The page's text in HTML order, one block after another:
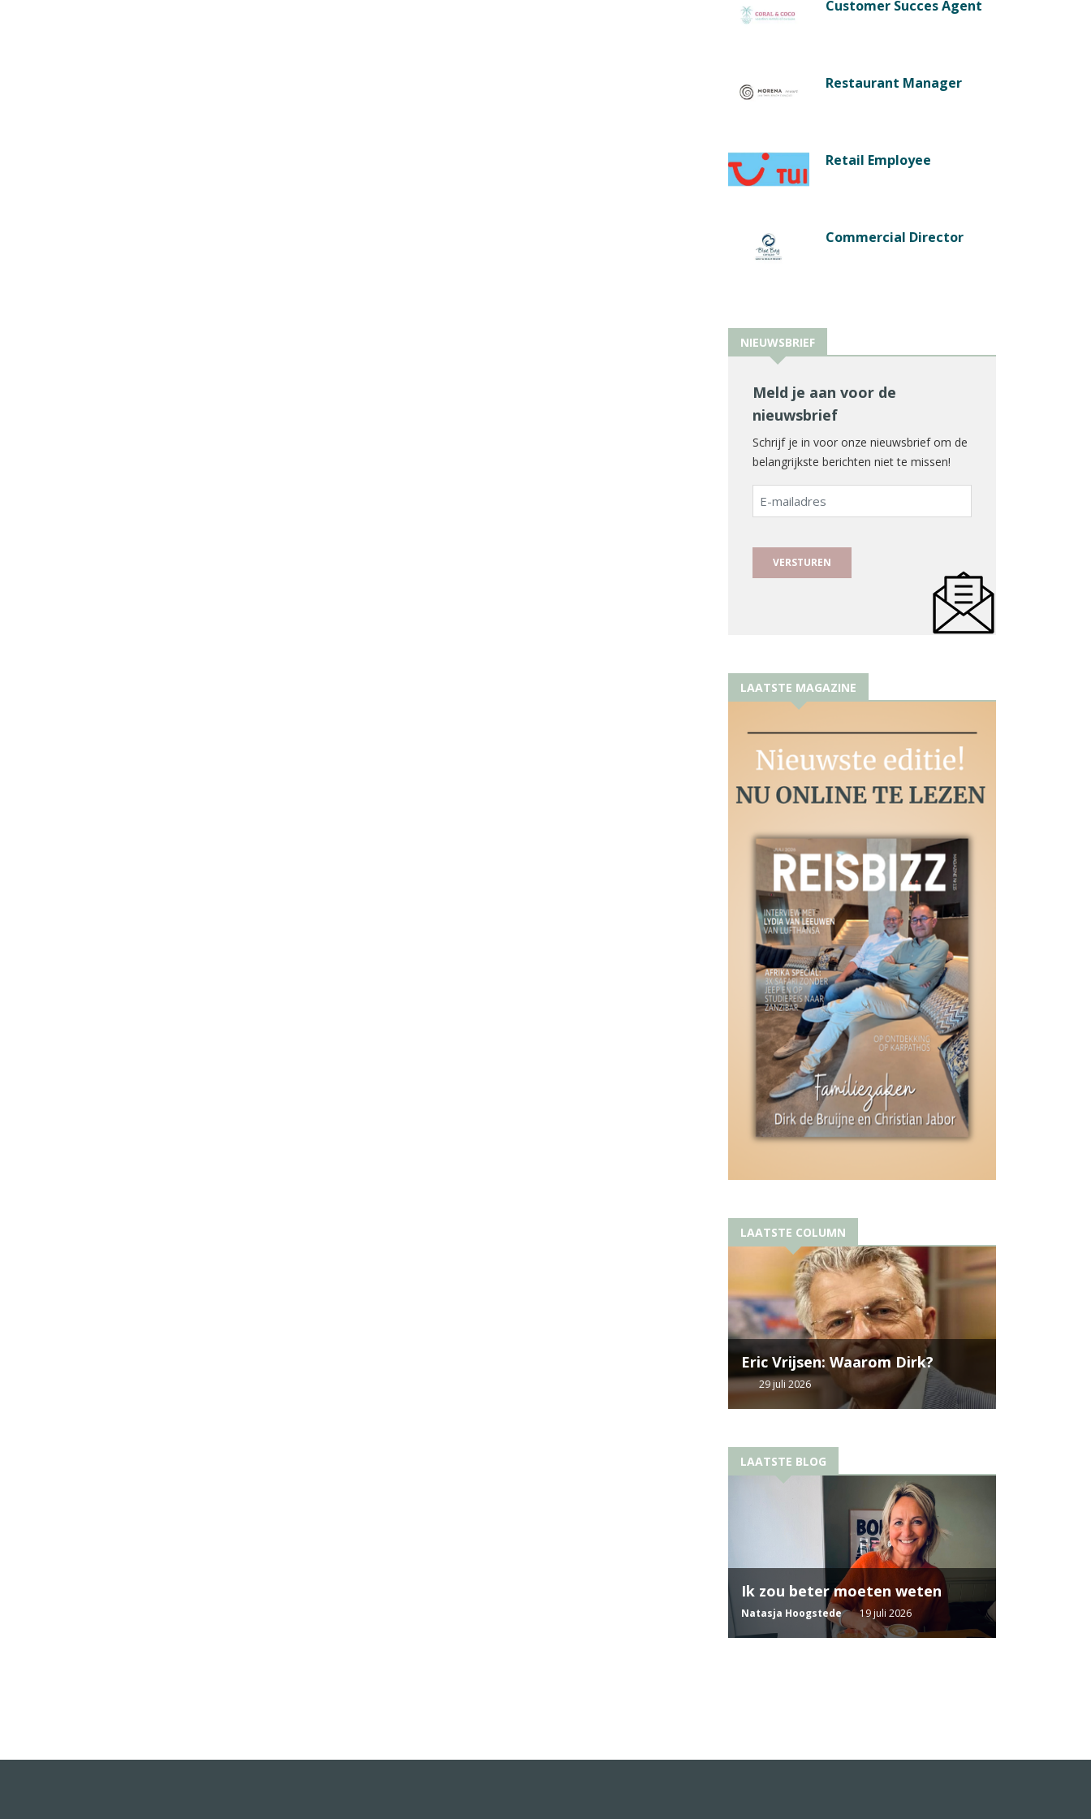
Customer Succes Agent
Restaurant Manager
Retail Employee
Commercial Director
NIEUWSBRIEF
Meld je aan voor de
nieuwsbrief
Schrijf je in voor onze nieuwsbrief om de
belangrijkste berichten niet te missen!
E-
mailadres
LAATSTE MAGAZINE
LAATSTE COLUMN
Eric Vrijsen: Waarom Dirk?
29 juli 2026
LAATSTE BLOG
Ik zou beter moeten weten
Natasja Hoogstede 19 juli 2026